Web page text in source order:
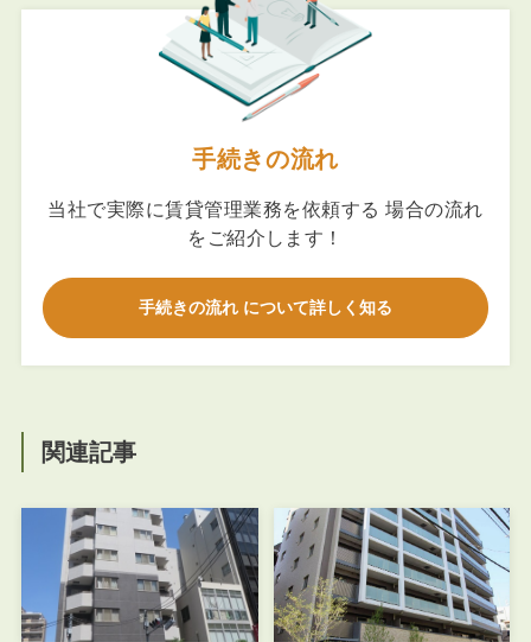
手続きの流れ
当社で実際に賃貸管理業務を依頼する 場合の流れ
をご紹介します！
手続きの流れ について詳しく知る
関連記事